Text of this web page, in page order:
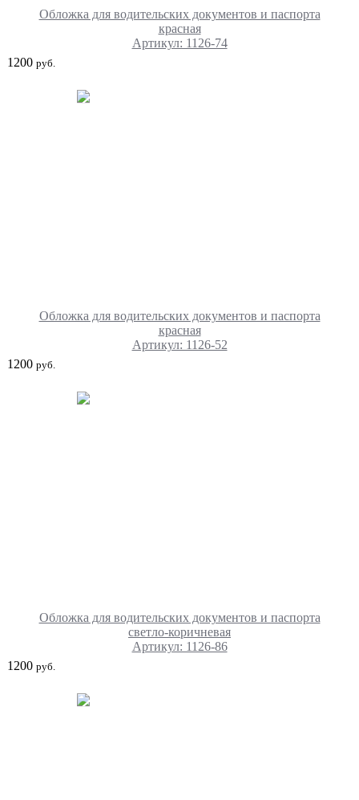
Обложка для водительских документов и паспорта
красная
Артикул: 1126-74
1200 руб.
Обложка для водительских документов и паспорта
красная
Артикул: 1126-52
1200 руб.
Обложка для водительских документов и паспорта
светло-коричневая
Артикул: 1126-86
1200 руб.